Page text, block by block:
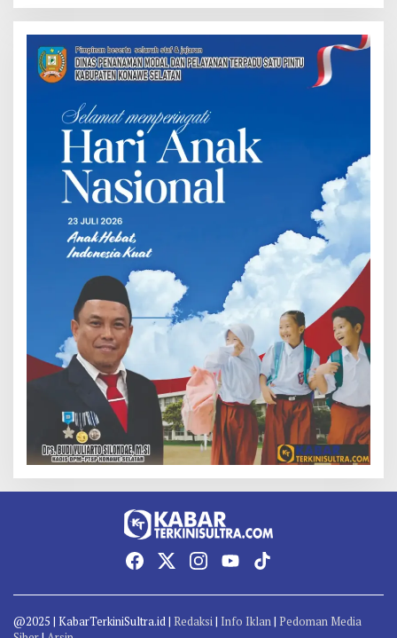
@2025 | KabarTerkiniSultra.id | Redaksi| Info Iklan| Pedoman Media